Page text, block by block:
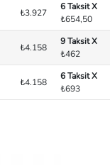
₺3.927
6 Taksit X
₺654,50
₺4.158
9 Taksit X
₺462
₺4.158
6 Taksit X
₺693